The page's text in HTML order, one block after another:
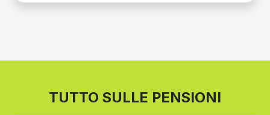
TUTTO SULLE PENSIONI